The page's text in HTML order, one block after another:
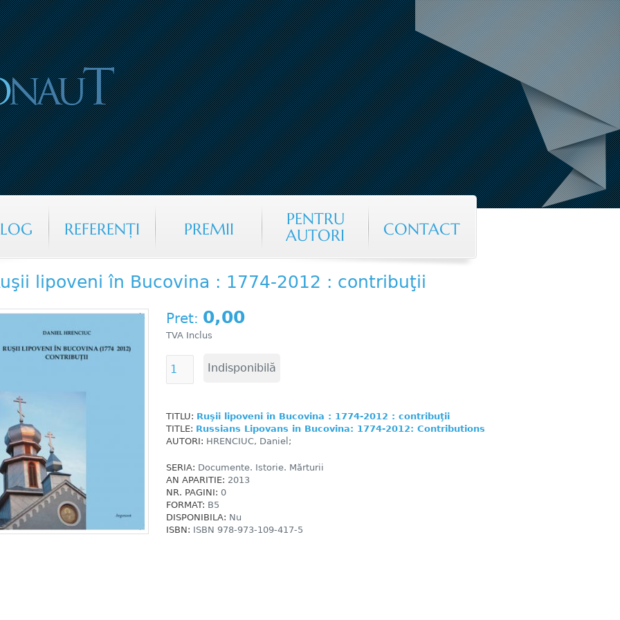
Jump to navigation
REFERENŢI PREMII
PENTRU
AUTORI
CONTACT
lipoveni în Bucovina : 1774-2012 : contribuţii
Pret: 0,00
TVA Inclus
TITLU: Ruşii lipoveni în Bucovina : 1774-2012 : contribuţii
TITLE: Russians Lipovans in Bucovina: 1774-2012: Contributions
AUTORI: HRENCIUC, Daniel;
SERIA: Documente. Istorie. Mărturii
AN APARITIE: 2013
NR. PAGINI: 0
FORMAT: B5
DISPONIBILA: Nu
ISBN: ISBN 978-973-109-417-5